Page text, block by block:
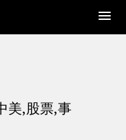
美,股票,事